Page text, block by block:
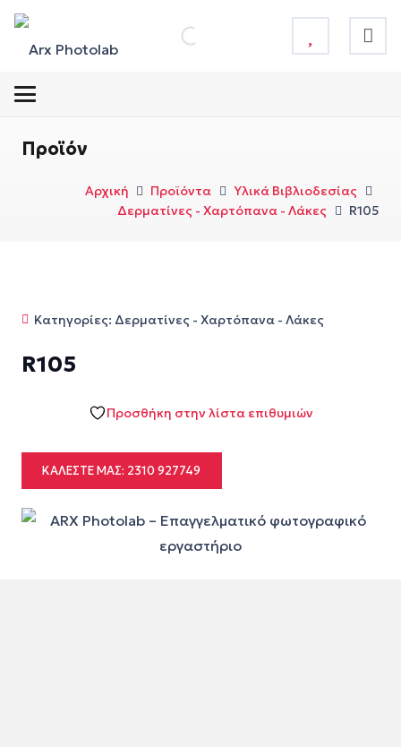
Προϊόν
Αρχική Προϊόντα
Υλικά Βιβλιοδεσίας
Δερματίνες - Χαρτόπανα - Λάκες
R105
Κατηγορίες: Δερματίνες - Χαρτόπανα - Λάκες
R105
Προσθήκη στην λίστα επιθυμιών
ΚΑΛΈΣΤΕ ΜΑΣ: 2310 927749